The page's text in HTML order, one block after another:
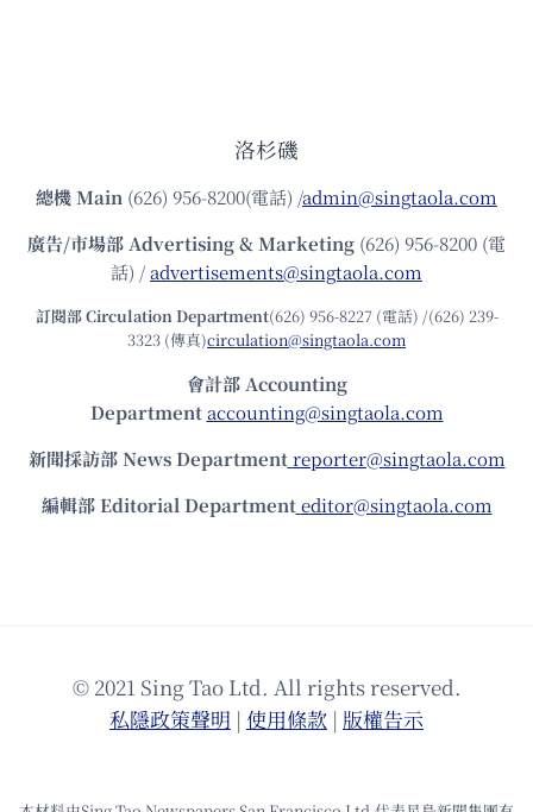
洛杉磯
總機Main (626) 956-8200(電話) /admin@singtaola.com
廣告/市場部Advertising & Marketing (626) 956-8200 (電
話) /advertisements@singtaola.com
訂閱部 Circulation Department(626) 956-8227 (電話) /(626) 239-
3323 (傳真)circulation@singtaola.com
會計部 Accounting
Department accounting@singtaola.com
新聞採訪部 News Department reporter@singtaola.com
編輯部 Editorial Department editor@singtaola.com
© 2021 Sing Tao Ltd. All rights reserved.
私隱政策聲明 | 使⽤條款 | 版權告⽰